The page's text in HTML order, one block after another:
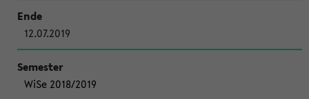
12.07.2019
WiSe 2018/2019